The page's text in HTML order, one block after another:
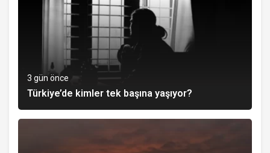
3 gün önce
Türkiye’de kimler tek başına yaşıyor?